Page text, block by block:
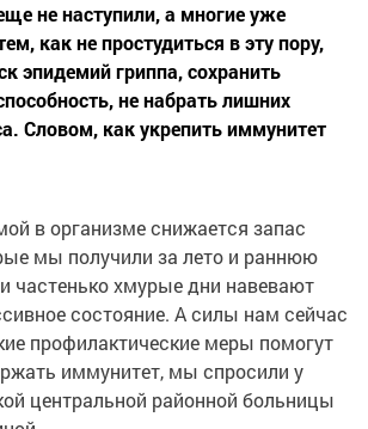
не наступили, а многие уже
как не простудиться в эту пору,
эпидемий гриппа, сохранить
не набрать лишних
Словом, как укрепить иммунитет
в организме снижается запас
мы получили за лето и раннюю
частенько хмурые дни навевают
состояние. А силы нам сейчас
профилактические меры помогут
иммунитет, мы спросили у
центральной районной больницы